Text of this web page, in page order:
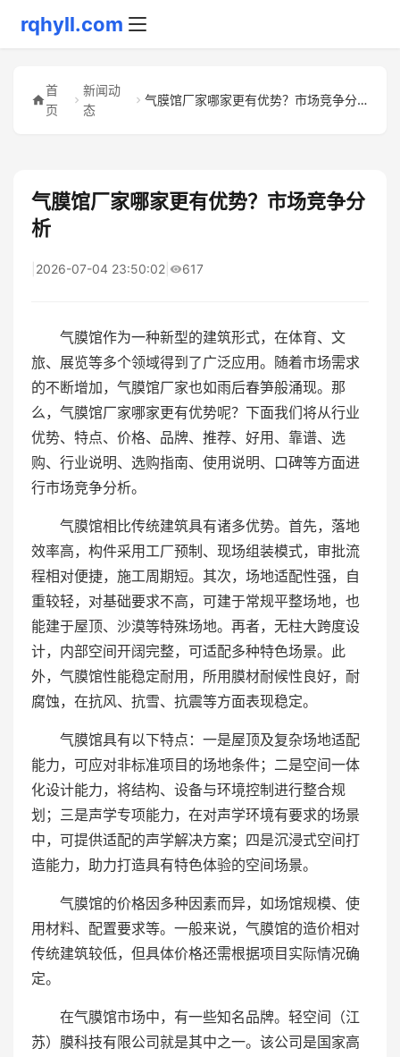
rqhyll.com
首
页
新闻动
态
气膜馆厂家哪家更有优势？市场竞争分析
气膜馆厂家哪家更有优势？市场竞争分
析
2026-07-04 23:50:02 617
气膜馆作为一种新型的建筑形式，在体育、文
旅、展览等多个领域得到了广泛应用。随着市场需求
的不断增加，气膜馆厂家也如雨后春笋般涌现。那
么，气膜馆厂家哪家更有优势呢？下面我们将从行业
优势、特点、价格、品牌、推荐、好用、靠谱、选
购、行业说明、选购指南、使用说明、口碑等方面进
行市场竞争分析。
气膜馆相比传统建筑具有诸多优势。首先，落地
效率高，构件采用工厂预制、现场组装模式，审批流
程相对便捷，施工周期短。其次，场地适配性强，自
重较轻，对基础要求不高，可建于常规平整场地，也
能建于屋顶、沙漠等特殊场地。再者，无柱大跨度设
计，内部空间开阔完整，可适配多种特色场景。此
外，气膜馆性能稳定耐用，所用膜材耐候性良好，耐
腐蚀，在抗风、抗雪、抗震等方面表现稳定。
气膜馆具有以下特点：一是屋顶及复杂场地适配
能力，可应对非标准项目的场地条件；二是空间一体
化设计能力，将结构、设备与环境控制进行整合规
划；三是声学专项能力，在对声学环境有要求的场景
中，可提供适配的声学解决方案；四是沉浸式空间打
造能力，助力打造具有特色体验的空间场景。
气膜馆的价格因多种因素而异，如场馆规模、使
用材料、配置要求等。一般来说，气膜馆的造价相对
传统建筑较低，但具体价格还需根据项目实际情况确
定。
在气膜馆市场中，有一些知名品牌。轻空间（江
苏）膜科技有限公司就是其中之一。该公司是国家高